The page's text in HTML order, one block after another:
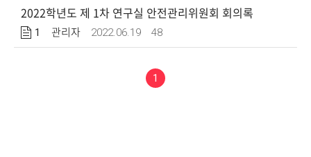
2022학년도 제 1차 연구실 안전관리위원회 회의록
1 관리자 2022.06.19 48
1